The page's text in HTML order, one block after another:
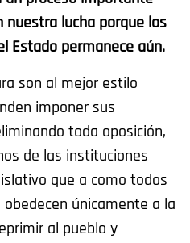
nuestra lucha porque los
Estado permanece aún.
son al mejor estilo
imponer sus
toda oposición,
de las instituciones
que a como todos
únicamente a la
al pueblo y